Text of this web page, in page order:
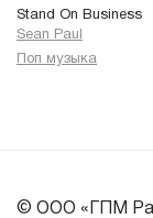
Stand On Business
Sean Paul
Поп музыка
© ООО «ГПМ